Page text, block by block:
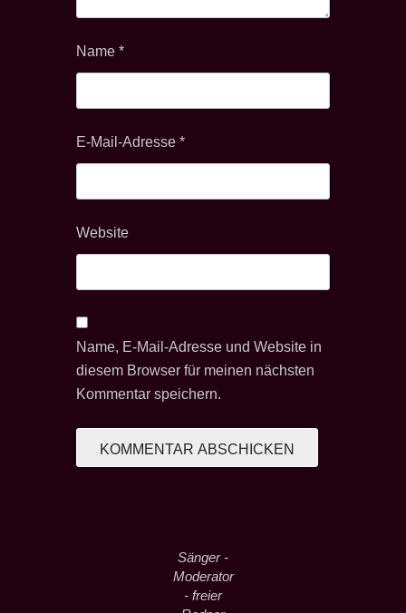
Name *
E-Mail-Adresse *
Website
Name, E-Mail-Adresse und Website in
diesem Browser für meinen nächsten
Kommentar speichern.
Sänger -
Moderator
- freier